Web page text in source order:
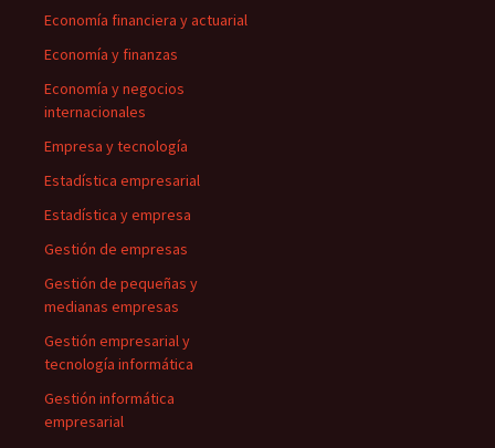
Economía financiera y actuarial
Economía y finanzas
Economía y negocios
internacionales
Empresa y tecnología
Estadística empresarial
Estadística y empresa
Gestión de empresas
Gestión de pequeñas y
medianas empresas
Gestión empresarial y
tecnología informática
Gestión informática
empresarial